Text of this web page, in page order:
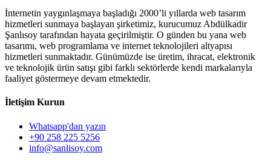
İnternetin yaygınlaşmaya başladığı 2000’li yıllarda web tasarım
hizmetleri sunmaya başlayan şirketimiz, kurucumuz Abdülkadir
Şanlısoy tarafından hayata geçirilmiştir. O günden bu yana web
tasarımı, web programlama ve internet teknolojileri altyapısı
hizmetleri sunmaktadır. Günümüzde ise üretim, ihracat, elektronik
ve teknolojik ürün satışı gibi farklı sektörlerde kendi markalarıyla
faaliyet göstermeye devam etmektedir.
İletişim Kurun
Whatsapp'dan yazın
+90 258 225 5256
info@sanlisoy.com